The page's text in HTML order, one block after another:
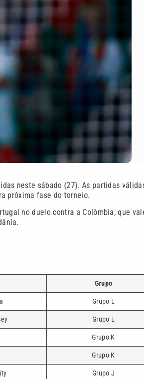
neste sábado (27). As partidas
próxima fase do torneio.
no duelo contra a Colômbia, que
Grupo
Grupo L
Grupo L
Grupo K
Grupo K
Grupo J